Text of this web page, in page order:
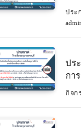
ระ
2567
ประ
ปร
กา
ระ
กิจก